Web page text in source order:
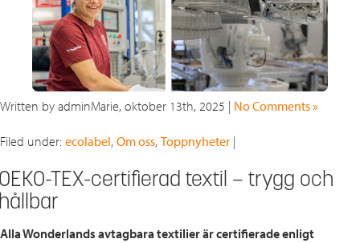
Written by adminMarie, oktober 13th, 2025 | No Comments »
Filed under: ecolabel, Om oss, Toppnyheter |
TEX-certifierad textil – trygg och
Alla Wonderlands avtagbara textilier är certifierade enligt